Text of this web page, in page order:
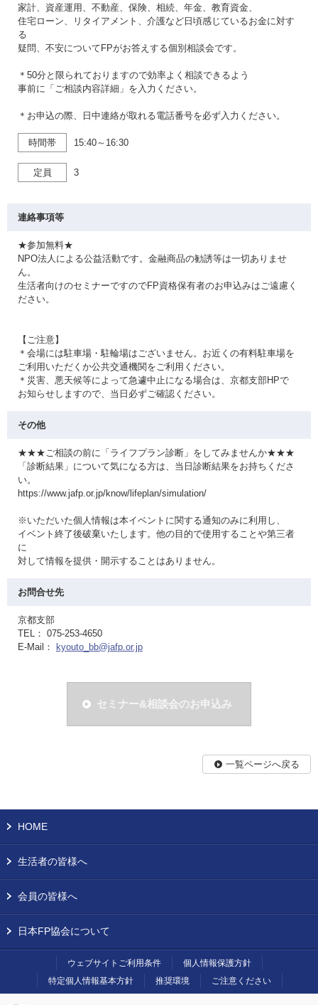
家計、資産運用、不動産、保険、相続、年金、教育資金、
住宅ローン、リタイアメント、介護など日頃感じているお金に対す
る
疑問、不安についてFPがお答えする個別相談会です。
＊50分と限られておりますので効率よく相談できるよう
事前に「ご相談内容詳細」を入力ください。
＊お申込の際、日中連絡が取れる電話番号を必ず入力ください。
時間帯 15:40～16:30
定員 3
連絡事項等
★参加無料★
NPO法人による公益活動です。金融商品の勧誘等は一切ありませ
ん。
生活者向けのセミナーですのでFP資格保有者のお申込みはご遠慮く
ださい。
【ご注意】
＊会場には駐車場・駐輪場はございません。お近くの有料駐車場を
ご利用いただくか公共交通機関をご利用ください。
＊災害、悪天候等によって急遽中止になる場合は、京都支部HPで
お知らせしますので、当日必ずご確認ください。
その他
★★★ご相談の前に「ライフプラン診断」をしてみませんか★★★
「診断結果」について気になる方は、当日診断結果をお持ちくださ
い。
https://www.jafp.or.jp/know/lifeplan/simulation/
※いただいた個人情報は本イベントに関する通知のみに利用し、
イベント終了後破棄いたします。他の目的で使用することや第三者
に
対して情報を提供・開示することはありません。
お問合せ先
京都支部
TEL： 075-253-4650
E-Mail：
kyouto_bb@jafp.or.jp
セミナー&相談会のお申込み
一覧ページへ戻る
HOME
生活者の皆様へ
会員の皆様へ
日本FP協会について
ウェブサイトご利用条件
個人情報保護方針
特定個人情報基本方針
推奨環境 ご注意ください